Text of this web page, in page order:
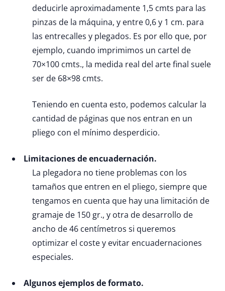
deducirle aproximadamente 1,5 cmts para las
pinzas de la máquina, y entre 0,6 y 1 cm. para
las entrecalles y plegados. Es por ello que, por
ejemplo, cuando imprimimos un cartel de
70×100 cmts., la medida real del arte final suele
ser de 68×98 cmts.
Teniendo en cuenta esto, podemos calcular la
cantidad de páginas que nos entran en un
pliego con el mínimo desperdicio.
Limitaciones de encuadernación.
La plegadora no tiene problemas con los
tamaños que entren en el pliego, siempre que
tengamos en cuenta que hay una limitación de
gramaje de 150 gr., y otra de desarrollo de
ancho de 46 centímetros si queremos
optimizar el coste y evitar encuadernaciones
especiales.
Algunos ejemplos de formato.